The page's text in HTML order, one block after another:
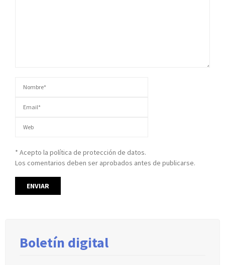
* Acepto la política de protección de datos.
Los comentarios deben ser aprobados antes de publicarse.
Boletín digital